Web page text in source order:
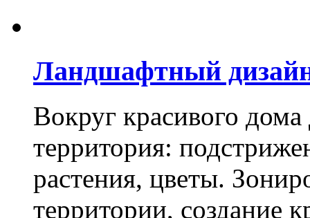
Ландшафтный
Вокруг красивого
территория:
растения, цветы.
территории, создание